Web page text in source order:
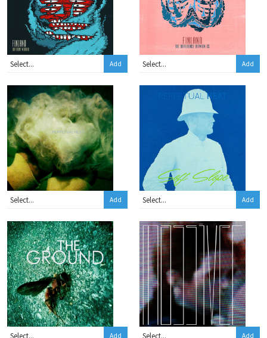
Add Add
Add Add
Add Add